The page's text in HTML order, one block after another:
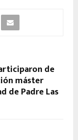
de
máster
de Padre Las